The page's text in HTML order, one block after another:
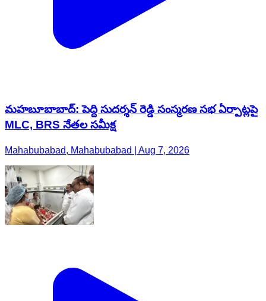
మహబూబాబాద్: పెద్ది సుదర్శన్ రెడ్డి సంస్మరణ సభ ఏర్పాట్లపై
MLC, BRS నేతల సమీక్ష
Mahabubabad, Mahabubabad | Aug 7, 2026